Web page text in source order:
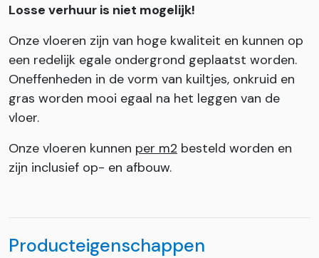
Losse verhuur is niet mogelijk!
Onze vloeren zijn van hoge kwaliteit en kunnen op
een redelijk egale ondergrond geplaatst worden.
Oneffenheden in de vorm van kuiltjes, onkruid en
gras worden mooi egaal na het leggen van de
vloer.
Onze vloeren kunnen per m2 besteld worden en
zijn inclusief op- en afbouw.
Producteigenschappen